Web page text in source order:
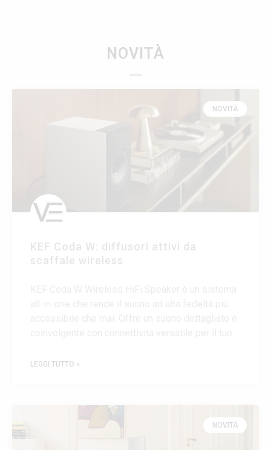
NOVITÀ
NOVITÀ
KEF Coda W: diffusori attivi da
scaffale wireless
tutte le caratteristiche nel nostro
LEGGI TUTTO »
NOVITÀ